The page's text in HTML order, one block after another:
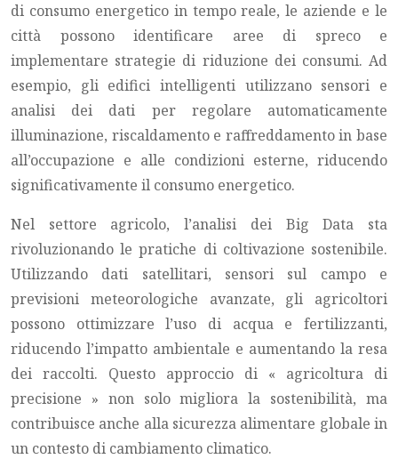
di consumo energetico in tempo reale, le aziende e le
città possono identificare aree di spreco e
implementare strategie di riduzione dei consumi. Ad
esempio, gli edifici intelligenti utilizzano sensori e
analisi dei dati per regolare automaticamente
illuminazione, riscaldamento e raffreddamento in base
all’occupazione e alle condizioni esterne, riducendo
significativamente il consumo energetico.
Nel settore agricolo, l’analisi dei Big Data sta
rivoluzionando le pratiche di coltivazione sostenibile.
Utilizzando dati satellitari, sensori sul campo e
previsioni meteorologiche avanzate, gli agricoltori
possono ottimizzare l’uso di acqua e fertilizzanti,
riducendo l’impatto ambientale e aumentando la resa
dei raccolti. Questo approccio di « agricoltura di
precisione » non solo migliora la sostenibilità, ma
contribuisce anche alla sicurezza alimentare globale in
un contesto di cambiamento climatico.